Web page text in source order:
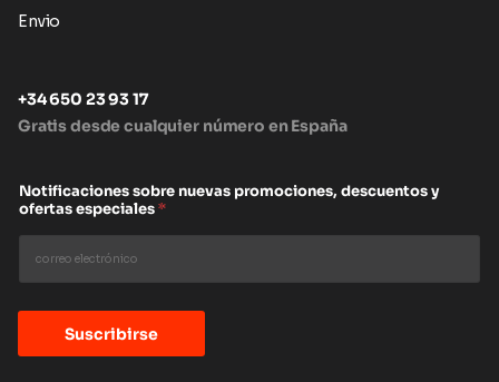
Envio
+34 650 23 93 17
Gratis desde cualquier número en España
Notificaciones sobre nuevas promociones, descuentos y
ofertas especiales*
Suscribirse